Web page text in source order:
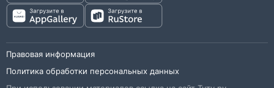
Правовая информация
Политика обработки персональных данных